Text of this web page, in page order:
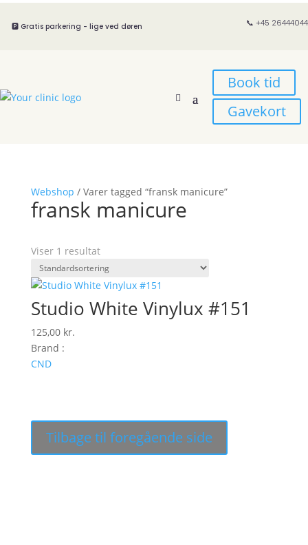
🅿️ Gratis parkering - lige ved døren 📞 +45 26444044
Book tid
Gavekort
Webshop / Varer tagged “fransk manicure”
fransk manicure
Viser 1 resultat
Studio White Vinylux #151
125,00 kr.
Brand :
CND